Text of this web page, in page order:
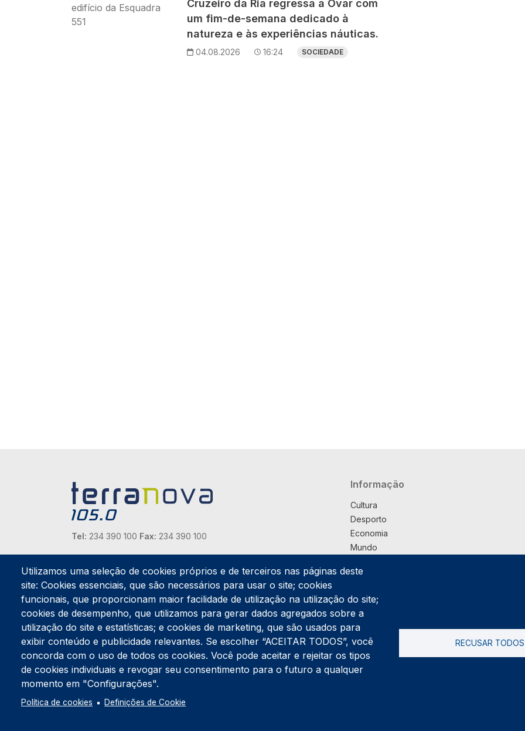
Cruzeiro da Ria regressa a Ovar com
um fim-de-semana dedicado à
natureza e às experiências náuticas.
04.08.2026 16:24 SOCIEDADE
Tel: 234 390 100 Fax: 234 390 100
Endereço Postal
Apartado 42
Rua Gil Eanes 31
3834-908 Gafanha da Nazaré
Estúdios
Rua Prior Guerra
Edifício do Centro Cultural da Gafanha da Nazaré
3830-556 Gafanha da Nazaré
Navegação principal
Informação
Cultura
Desporto
Economia
Mundo
País
Praça
Pub
Saúde
Sociedade
Rodapé
Utilizamos uma seleção de cookies próprios e de terceiros nas páginas deste
site: Cookies essenciais, que são necessários para usar o site; cookies
funcionais, que proporcionam maior facilidade de utilização na utilização do site;
cookies de desempenho, que utilizamos para gerar dados agregados sobre a
utilização do site e estatísticas; e cookies de marketing, que são usados para
exibir conteúdo e publicidade relevantes. Se escolher “ACEITAR TODOS”, você
concorda com o uso de todos os cookies. Você pode aceitar e rejeitar os tipos
de cookies individuais e revogar seu consentimento para o futuro a qualquer
momento em "Configurações".
Política de cookies Definições de Cookie
RECUSAR TODOS